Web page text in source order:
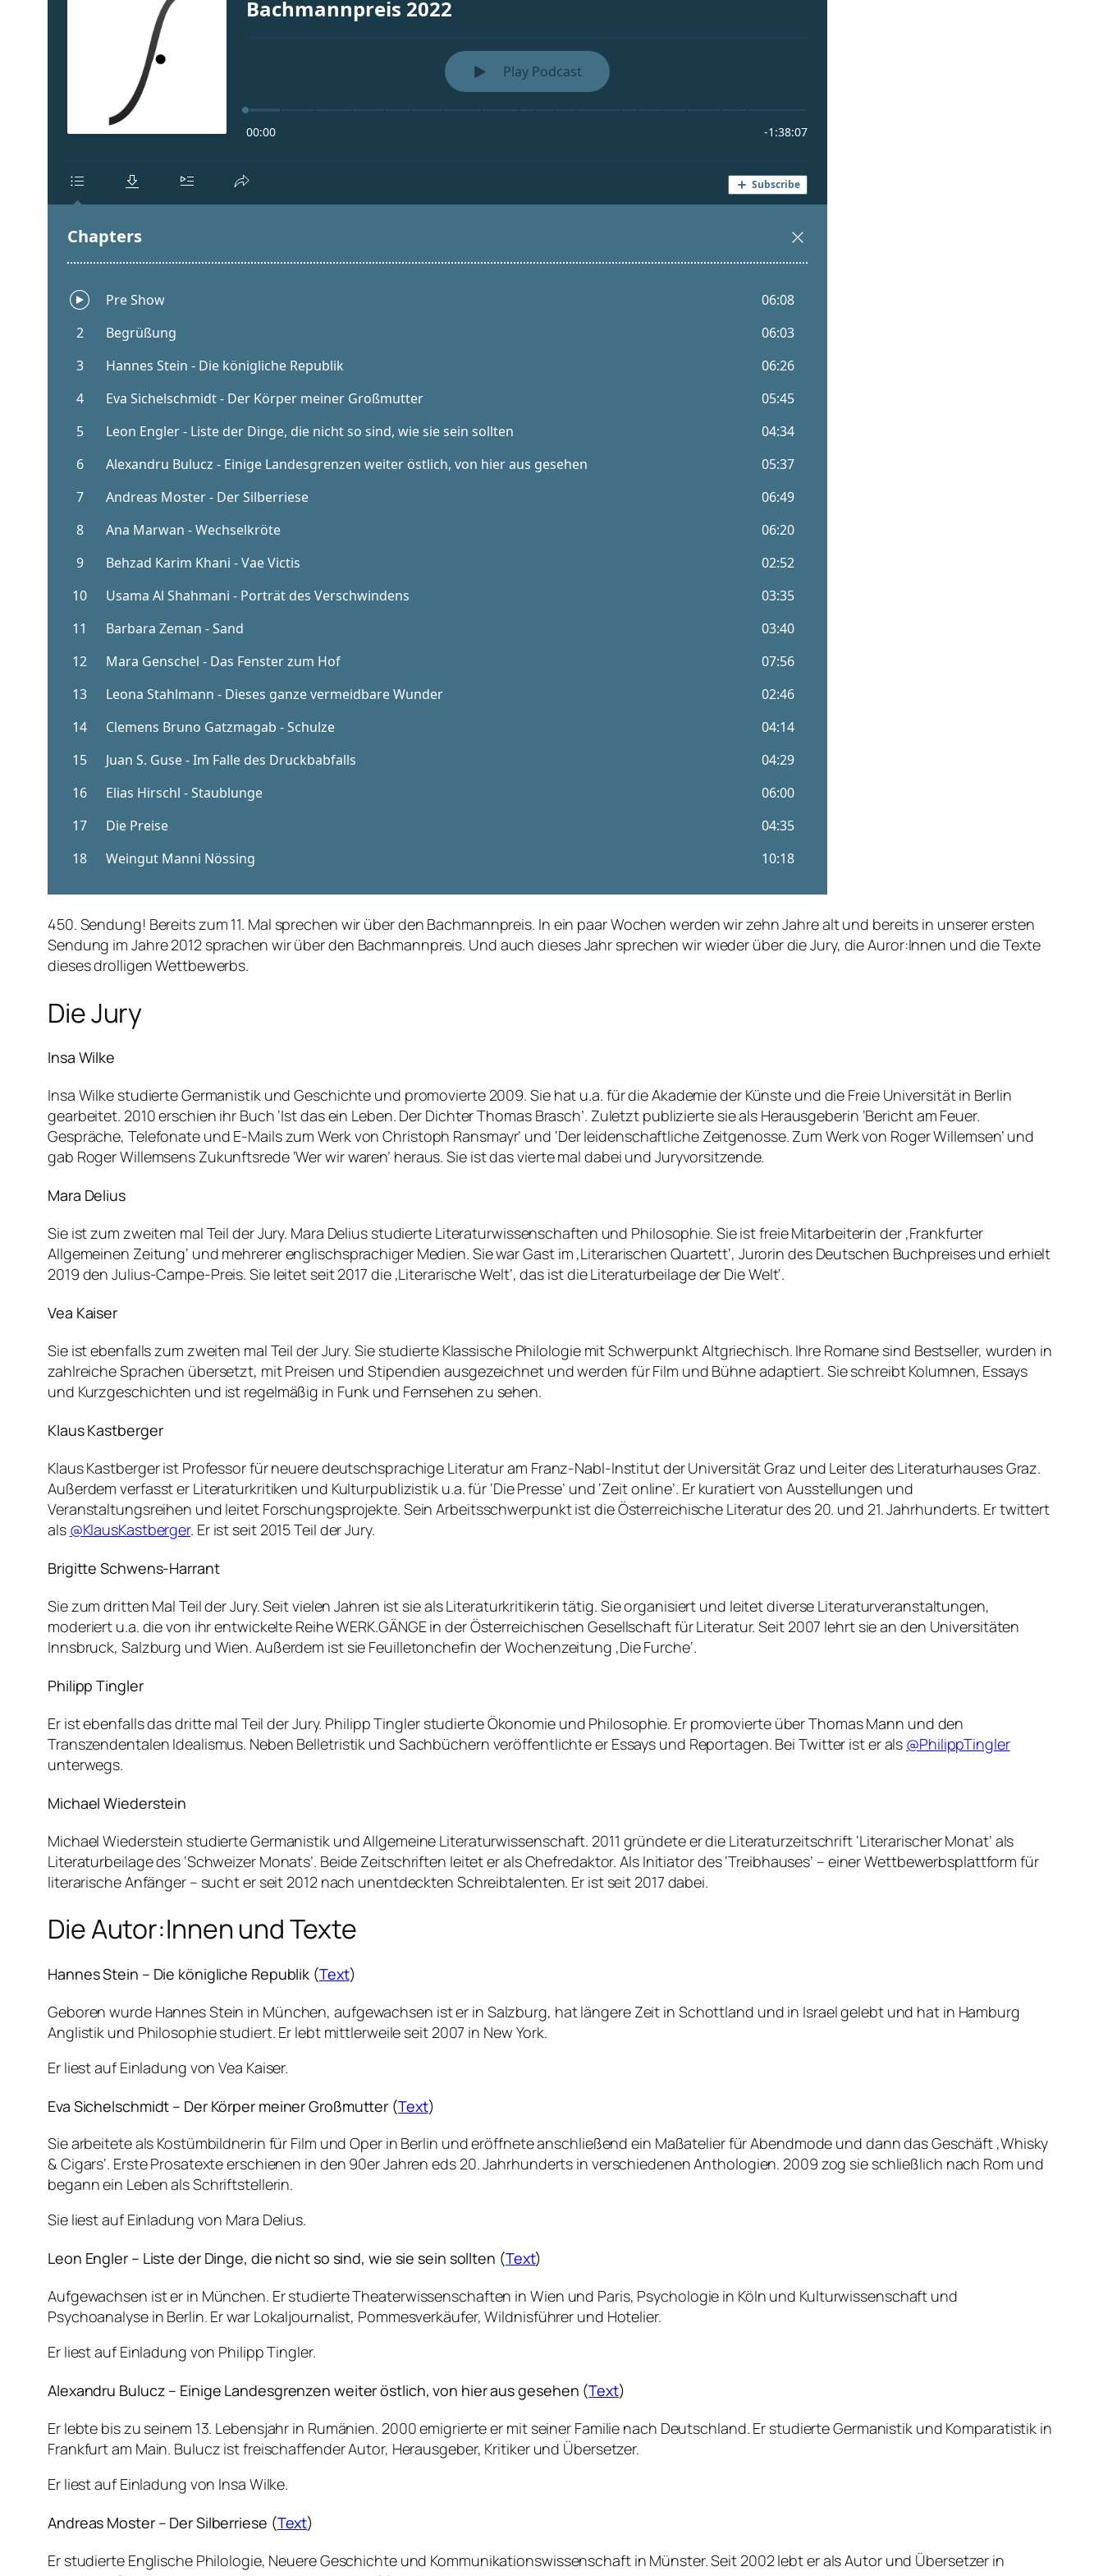
450. Sendung! Bereits zum 11. Mal sprechen wir über den Bachmannpreis. In ein paar Wochen werden wir zehn Jahre alt und bereits in unserer ersten
Sendung im Jahre 2012 sprachen wir über den Bachmannpreis. Und auch dieses Jahr sprechen wir wieder über die Jury, die Auror:Innen und die Texte
dieses drolligen Wettbewerbs.
Die Jury
Insa Wilke
Insa Wilke studierte Germanistik und Geschichte und promovierte 2009. Sie hat u.a. für die Akademie der Künste und die Freie Universität in Berlin
gearbeitet. 2010 erschien ihr Buch ‘Ist das ein Leben. Der Dichter Thomas Brasch’. Zuletzt publizierte sie als Herausgeberin ‘Bericht am Feuer.
Gespräche, Telefonate und E-Mails zum Werk von Christoph Ransmayr’ und ‘Der leidenschaftliche Zeitgenosse. Zum Werk von Roger Willemsen’ und
gab Roger Willemsens Zukunftsrede ‘Wer wir waren’ heraus. Sie ist das vierte mal dabei und Juryvorsitzende.
Mara Delius
Sie ist zum zweiten mal Teil der Jury. Mara Delius studierte Literaturwissenschaften und Philosophie. Sie ist freie Mitarbeiterin der ‚Frankfurter
Allgemeinen Zeitung‘ und mehrerer englischsprachiger Medien. Sie war Gast im ‚Literarischen Quartett‘, Jurorin des Deutschen Buchpreises und erhielt
2019 den Julius-Campe-Preis. Sie leitet seit 2017 die ‚Literarische Welt‘, das ist die Literaturbeilage der Die Welt‘.
Vea Kaiser
Sie ist ebenfalls zum zweiten mal Teil der Jury. Sie studierte Klassische Philologie mit Schwerpunkt Altgriechisch. Ihre Romane sind Bestseller, wurden in
zahlreiche Sprachen übersetzt, mit Preisen und Stipendien ausgezeichnet und werden für Film und Bühne adaptiert. Sie schreibt Kolumnen, Essays
und Kurzgeschichten und ist regelmäßig in Funk und Fernsehen zu sehen.
Klaus Kastberger
Klaus Kastberger ist Professor für neuere deutschsprachige Literatur am Franz-Nabl-Institut der Universität Graz und Leiter des Literaturhauses Graz.
Außerdem verfasst er Literaturkritiken und Kulturpublizistik u.a. für ‘Die Presse’ und ‘Zeit online’. Er kuratiert von Ausstellungen und
Veranstaltungsreihen und leitet Forschungsprojekte. Sein Arbeitsschwerpunkt ist die Österreichische Literatur des 20. und 21. Jahrhunderts. Er twittert
als @KlausKastberger. Er ist seit 2015 Teil der Jury.
Brigitte Schwens-Harrant
Sie zum dritten Mal Teil der Jury. Seit vielen Jahren ist sie als Literaturkritikerin tätig. Sie organisiert und leitet diverse Literaturveranstaltungen,
moderiert u.a. die von ihr entwickelte Reihe WERK.GÄNGE in der Österreichischen Gesellschaft für Literatur. Seit 2007 lehrt sie an den Universitäten
Innsbruck, Salzburg und Wien. Außerdem ist sie Feuilletonchefin der Wochenzeitung ‚Die Furche‘.
Philipp Tingler
Er ist ebenfalls das dritte mal Teil der Jury. Philipp Tingler studierte Ökonomie und Philosophie. Er promovierte über Thomas Mann und den
Transzendentalen Idealismus. Neben Belletristik und Sachbüchern veröffentlichte er Essays und Reportagen. Bei Twitter ist er als @PhilippTingler
unterwegs.
Michael Wiederstein
Michael Wiederstein studierte Germanistik und Allgemeine Literaturwissenschaft. 2011 gründete er die Literaturzeitschrift ‘Literarischer Monat’ als
Literaturbeilage des ‘Schweizer Monats’. Beide Zeitschriften leitet er als Chefredaktor. Als Initiator des ‘Treibhauses’ – einer Wettbewerbsplattform für
literarische Anfänger – sucht er seit 2012 nach unentdeckten Schreibtalenten. Er ist seit 2017 dabei.
Die Autor:Innen und Texte
Hannes Stein – Die königliche Republik (Text)
Geboren wurde Hannes Stein in München, aufgewachsen ist er in Salzburg, hat längere Zeit in Schottland und in Israel gelebt und hat in Hamburg
Anglistik und Philosophie studiert. Er lebt mittlerweile seit 2007 in New York.
Er liest auf Einladung von Vea Kaiser.
Eva Sichelschmidt – Der Körper meiner Großmutter (Text)
Sie arbeitete als Kostümbildnerin für Film und Oper in Berlin und eröffnete anschließend ein Maßatelier für Abendmode und dann das Geschäft ‚Whisky
& Cigars‘. Erste Prosatexte erschienen in den 90er Jahren eds 20. Jahrhunderts in verschiedenen Anthologien. 2009 zog sie schließlich nach Rom und
begann ein Leben als Schriftstellerin.
Sie liest auf Einladung von Mara Delius.
Leon Engler – Liste der Dinge, die nicht so sind, wie sie sein sollten (Text)
Aufgewachsen ist er in München. Er studierte Theaterwissenschaften in Wien und Paris, Psychologie in Köln und Kulturwissenschaft und
Psychoanalyse in Berlin. Er war Lokaljournalist, Pommesverkäufer, Wildnisführer und Hotelier.
Er liest auf Einladung von Philipp Tingler.
Alexandru Bulucz – Einige Landesgrenzen weiter östlich, von hier aus gesehen (Text)
Er lebte bis zu seinem 13. Lebensjahr in Rumänien. 2000 emigrierte er mit seiner Familie nach Deutschland. Er studierte Germanistik und Komparatistik in
Frankfurt am Main. Bulucz ist freischaffender Autor, Herausgeber, Kritiker und Übersetzer.
Er liest auf Einladung von Insa Wilke.
Andreas Moster – Der Silberriese (Text)
Er studierte Englische Philologie, Neuere Geschichte und Kommunikationswissenschaft in Münster. Seit 2002 lebt er als Autor und Übersetzer in